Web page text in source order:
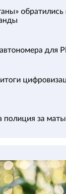
обратились
для
полиция за